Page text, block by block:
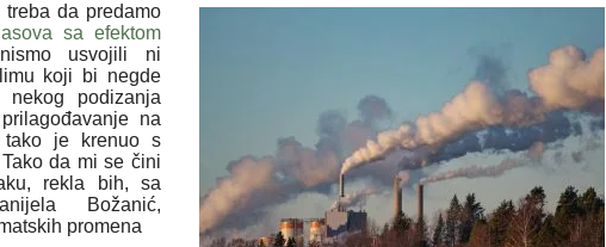
treba da predamo
sa efektom
usvojili ni
koji bi negde
podizanja
na
tako je krenuo s
da mi se čini
rekla bih, sa
Božanić,
promena